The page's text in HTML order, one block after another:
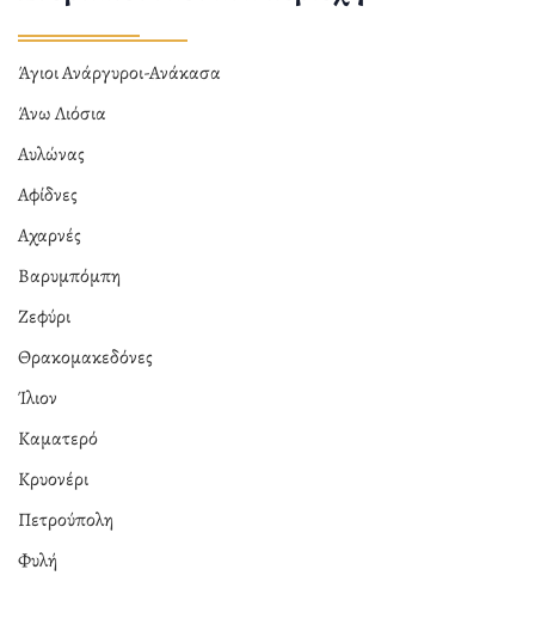
Άγιοι Ανάργυροι-Ανάκασα
Άνω Λιόσια
Αυλώνας
Αφίδνες
Αχαρνές
Βαρυμπόμπη
Ζεφύρι
Θρακομακεδόνες
Ίλιον
Καματερό
Κρυονέρι
Πετρούπολη
Φυλή